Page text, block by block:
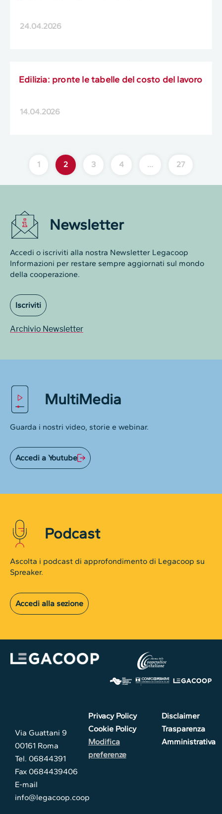
24.04.2026
Edilizia: pronte le tabelle del costo del lavoro
14.04.2026
1 2 3 4 … 27
Newsletter
Accedi o iscriviti alla nostra Newsletter Legacoop
Informazioni per restare sempre aggiornati sul mondo
della cooperazione.
Iscriviti
Archivio Newsletter
MultiMedia
Guarda i nostri video, storie e webinar.
Accedi a Youtube
Podcast
Ascolta i podcast di approfondimento di Legacoop su
Spreaker.
Accedi alla sezione
Via Guattani 9
00161 Roma
Tel. 06844391
Fax 0684439406
E-mail
info@legacoop.coop
Privacy Policy
Cookie Policy
Modifica
preferenze
Disclaimer
Trasparenza
Amministrativa